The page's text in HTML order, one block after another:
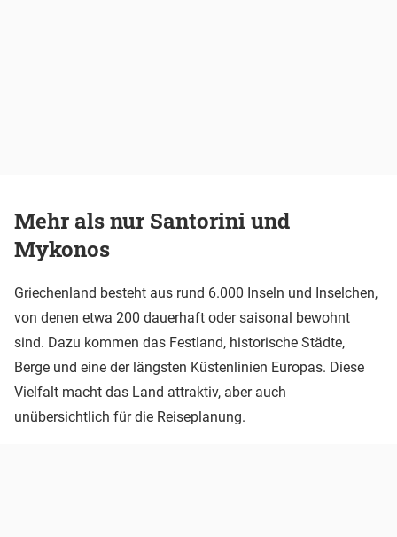
Mehr als nur Santorini und
Mykonos
Griechenland besteht aus rund 6.000 Inseln und Inselchen,
von denen etwa 200 dauerhaft oder saisonal bewohnt
sind. Dazu kommen das Festland, historische Städte,
Berge und eine der längsten Küstenlinien Europas. Diese
Vielfalt macht das Land attraktiv, aber auch
unübersichtlich für die Reiseplanung.